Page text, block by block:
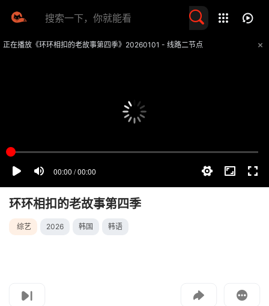
正在播放《环环相扣的老故事第四季》20260101 - 线路二节点
环环相扣的老故事第四季
综艺 2026 韩国 韩语
如遇无法播放请提交给我们